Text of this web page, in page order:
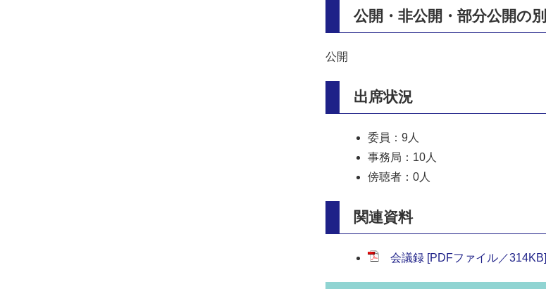
公開・非公開・部分公開の別
公開
出席状況
委員：9人
事務局：10人
傍聴者：0人
関連資料
会議録 [PDFファイル／314KB]